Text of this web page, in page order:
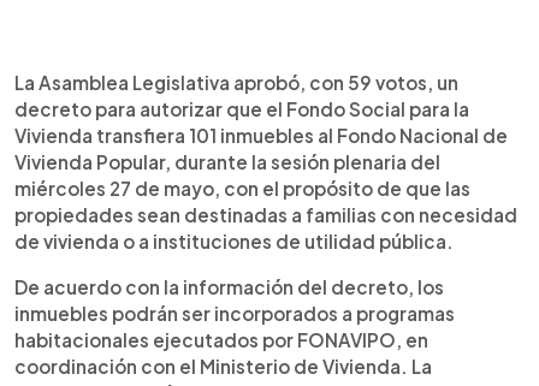
► Escuchar artículo
La Asamblea Legislativa aprobó la transferencia
de 101 inmuebles del Fondo Social para la Vivienda
a FONAVIPO, con el fin de incorporarlos a
programas habitacionales o destinarlos a
instituciones de utilidad pública. Las propiedades
están ubicadas en municipios de San Salvador
como Soyapango, Ilopango, San Marcos,
Mejicanos, Cuscatancingo, San Martín y San
Salvador, con valores que van desde $2,897.55
hasta $48,100.
La Asamblea Legislativa aprobó, con 59 votos, un
decreto para autorizar que el Fondo Social para la
Vivienda transfiera 101 inmuebles al Fondo Nacional de
Vivienda Popular, durante la sesión plenaria del
miércoles 27 de mayo, con el propósito de que las
propiedades sean destinadas a familias con necesidad
de vivienda o a instituciones de utilidad pública.
De acuerdo con la información del decreto, los
inmuebles podrán ser incorporados a programas
habitacionales ejecutados por FONAVIPO, en
coordinación con el Ministerio de Vivienda. La